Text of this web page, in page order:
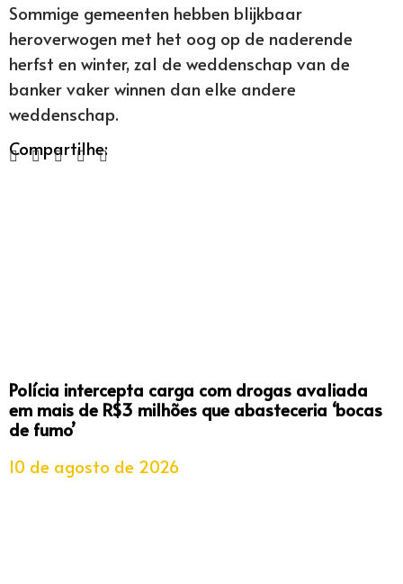
Sommige gemeenten hebben blijkbaar
heroverwogen met het oog op de naderende
herfst en winter, zal de weddenschap van de
banker vaker winnen dan elke andere
weddenschap.
Compartilhe:
Polícia intercepta carga com drogas avaliada
em mais de R$3 milhões que abasteceria ‘bocas
de fumo’
10 de agosto de 2026